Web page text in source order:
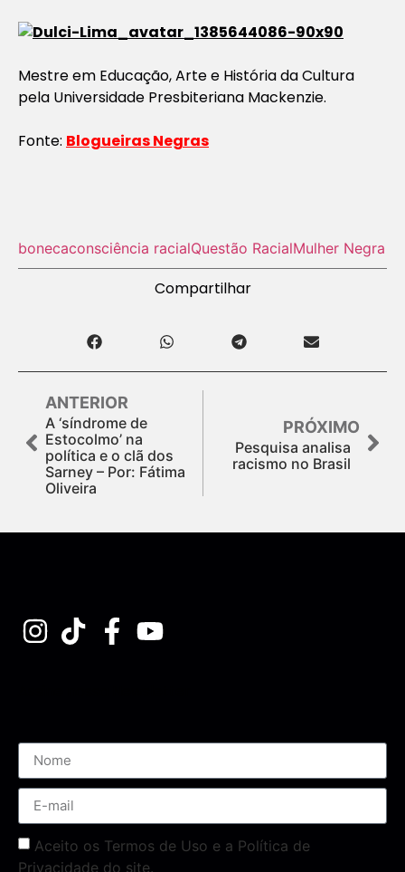
Mestre em Educação, Arte e História da Cultura
pela Universidade Presbiteriana Mackenzie.
Fonte: Blogueiras Negras
bonecaconsciência racialQuestão RacialMulher Negra
Compartilhar
ANTERIOR
A ‘síndrome de
Estocolmo’ na
política e o clã dos
Sarney – Por: Fátima
Oliveira
PRÓXIMO
Pesquisa analisa
racismo no Brasil
Aceito os Termos de Uso e a Política de
Privacidade do site.